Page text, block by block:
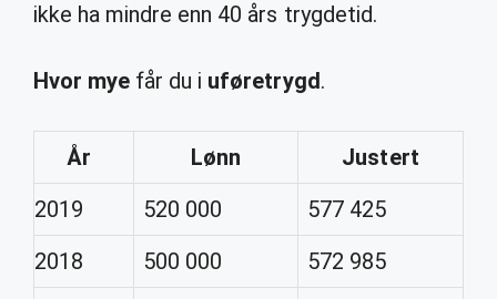
ikke ha mindre enn 40 års trygdetid.
Hvor mye får du i uføretrygd.
År Lønn
Justert
2019
520 000
577 425
2018
500 000
572 985